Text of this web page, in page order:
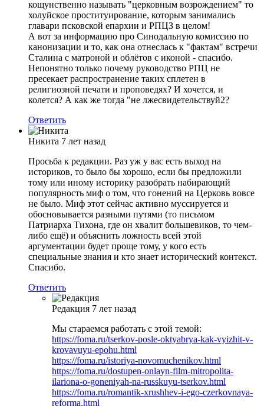
кощунственно называть "церковным возрождением" то
холуйское проституирование, которым занимались
главари псковской епархии и РПЦЗ в целом!
А вот за информацию про Синодальную комиссию по
канонизации и то, как она отнеслась к "фактам" встречи
Сталина с матроной и облётов с иконой - спасибо.
Непонятно только почему руководство РПЦ не
пресекает распространение таких сплетен в
религиозной печати и проповедях? И хочется, и
колется? А как же тогда "не лжесвидетельствуй2?
Ответить
Никита 7 лет назад
Просьба к редакции. Раз уж у вас есть выход на
историков, то было бы хорошо, если бы предложили
тому или иному историку разобрать набирающий
популярность миф о том, что гонений на Церковь вовсе
не было. Миф этот сейчас активно муссируется и
обосновывается разными путями (то письмом
Патриарха Тихона, где он хвалит большевиков, то чем-
либо ещё) и объяснить ложность всей этой
аргументации будет проще тому, у кого есть
специальные знания и кто знает исторический контекст.
Спасибо.
Ответить
Редакция 7 лет назад
Мы стараемся работать с этой темой:
https://foma.ru/tserkov-posle-oktyabrya-kak-vyizhit-v-
krovavuyu-epohu.html
https://foma.ru/istoriya-novomuchenikov.html
https://foma.ru/dostupen-onlayn-film-mitropolita-
ilariona-o-goneniyah-na-russkuyu-tserkov.html
https://foma.ru/romantik-xrushhev-i-ego-czerkovnaya-
reforma.html